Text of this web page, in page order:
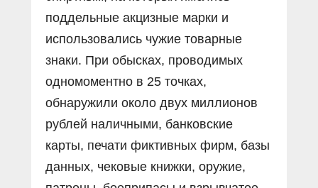
поддельные акцизные марки и
использовались чужие товарные
знаки. При обысках, проводимых
одномоментно в 25 точках,
обнаружили около двух миллионов
рублей наличными, банковские
карты, печати фиктивных фирм, базы
данных, чековые книжки, оружие,